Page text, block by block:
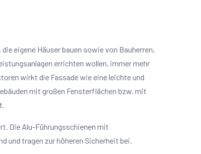
eigene Häuser bauen sowie von Bauherren,
errichten wollen, immer mehr
wirkt die Fassade wie eine leichte und
mit großen Fensterflächen bzw. mit
Die Alu-Führungsschienen mit
und tragen zur höheren Sicherheit bei.